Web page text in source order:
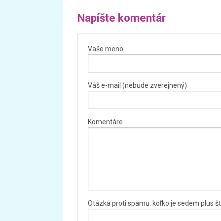
Napíšte komentár
Vaše meno
Váš e-mail (nebude zverejnený)
Komentáre
Otázka proti spamu: koľko je sedem plus